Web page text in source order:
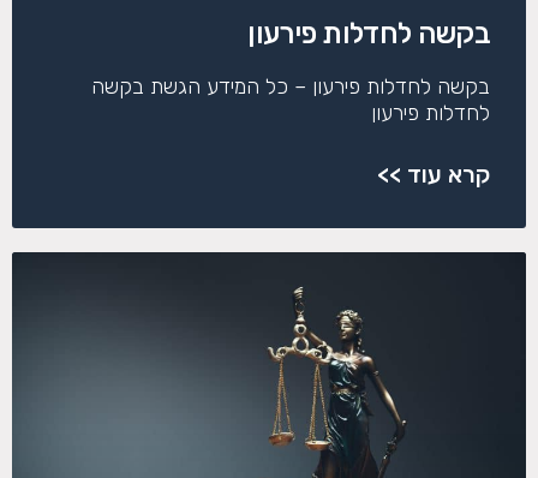
בקשה לחדלות פירעון
בקשה לחדלות פירעון – כל המידע הגשת בקשה
לחדלות פירעון
קרא עוד >>